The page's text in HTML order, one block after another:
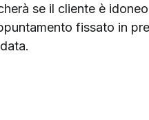
se il cliente è
fissato in